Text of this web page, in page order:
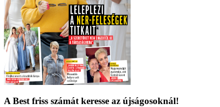
A Best friss számát keresse az újságosoknál!